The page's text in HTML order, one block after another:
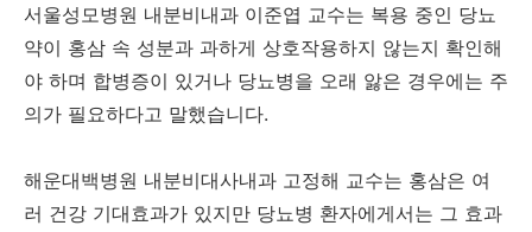
서울성모병원 내분비내과 이준엽 교수는 복용 중인 당뇨
약이 홍삼 속 성분과 과하게 상호작용하지 않는지 확인해
야 하며 합병증이 있거나 당뇨병을 오래 앓은 경우에는 주
의가 필요하다고 말했습니다.
해운대백병원 내분비대사내과 고정해 교수는 홍삼은 여
러 건강 기대효과가 있지만 당뇨병 환자에게서는 그 효과